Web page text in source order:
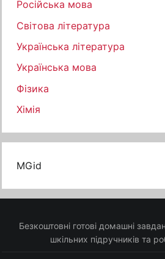
Російська мова
Світова література
Українська література
Українська мова
Фізика
Хімія
MGid
Безкоштовні готові домашні
шкільних підручників та